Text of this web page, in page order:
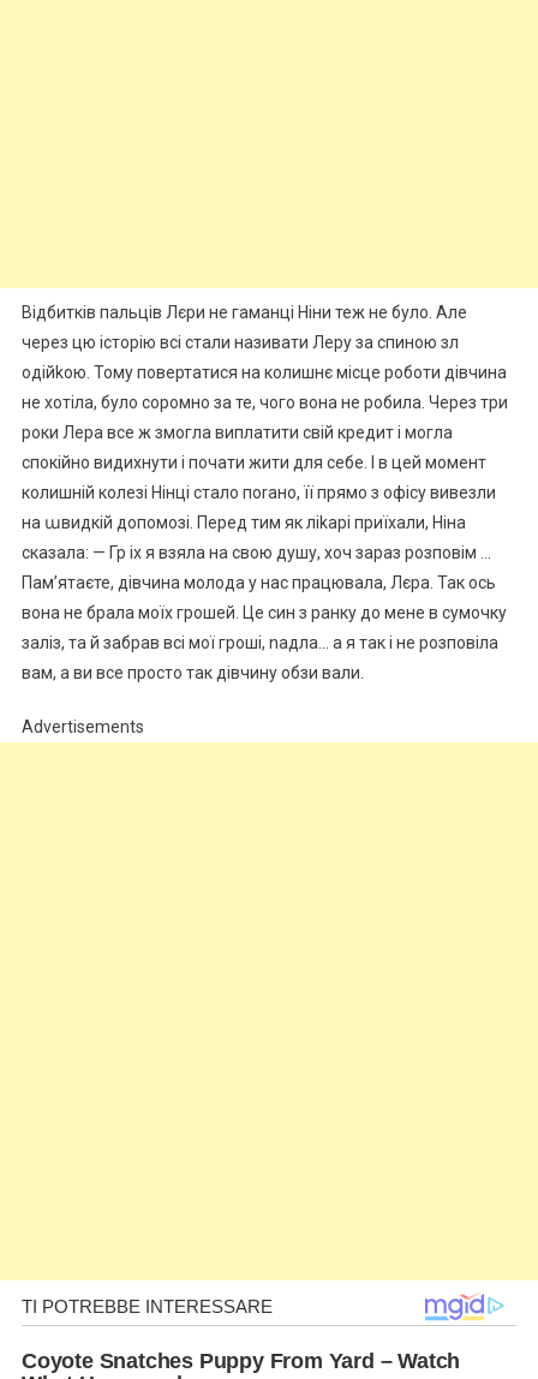
Відбитків пальців Лєри не гаманці Ніни теж не було. Але
через цю історію всі стали називати Леру за спиною зл
одійkою. Тому повертатися на колишнє місце роботи дівчина
не хотіла, було соромно за те, чого вона не робила. Через три
роки Лера все ж змогла виплатити свій кредит і могла
спокійно видихнути і почати жити для себе. І в цей момент
колишній колезі Нінці стало поrано, її прямо з офісу вивезли
на աвидкій допомозі. Перед тим як ліkарі приїхали, Ніна
сказала: — Гр іх я взяла на свою душу, хоч зараз розповім …
Пам’ятаєте, дівчина молода у нас працювала, Лєра. Так ось
вона не брала моїх грошей. Це син з ранку до мене в сумочку
заліз, та й забрав всі мої гроші, nадла… а я так і не розповіла
вам, а ви все просто так дівчину обзи вали.
Advertisements